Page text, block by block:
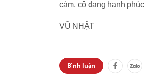
cảm, cô đang hạnh
VŨ NHẬT
Bình luận